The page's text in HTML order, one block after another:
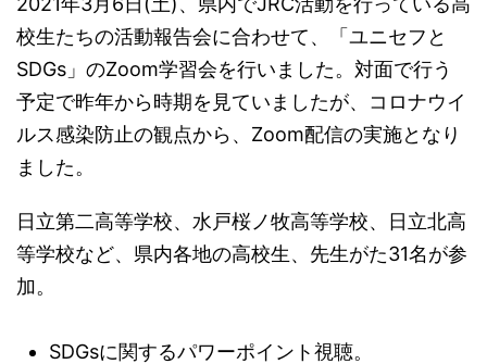
校生たちの活動報告会に合わせて、「ユニセフと
SDGs」のZoom学習会を行いました。対面で行う
予定で昨年から時期を見ていましたが、コロナウイ
ルス感染防止の観点から、Zoom配信の実施となり
ました。
日立第二高等学校、水戸桜ノ牧高等学校、日立北高
等学校など、県内各地の高校生、先生がた31名が参
加。
SDGsに関するパワーポイント視聴。